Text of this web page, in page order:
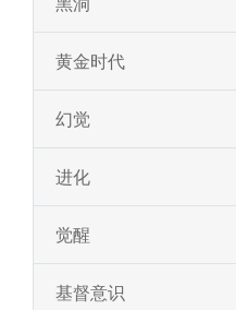
黄金时代
幻觉
进化
觉醒
基督意识